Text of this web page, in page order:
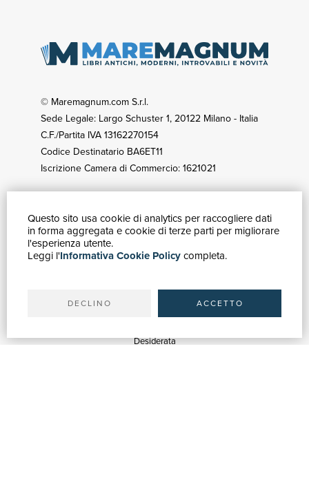
Questo sito usa cookie di analytics per raccogliere dati
in forma aggregata e cookie di terze parti per migliorare
l'esperienza utente.
Leggi l'Informativa Cookie Policycompleta.
DECLINO ACCETTO
© Maremagnum.com S.r.l.
Sede Legale: Largo Schuster 1, 20122 Milano - Italia
C.F./Partita IVA 13162270154
Codice Destinatario BA6ET11
Iscrizione Camera di Commercio: 1621021
GUIDA ACQUISTI
Catalogo
Ricerca avanzata
Spedizioni
Desiderata